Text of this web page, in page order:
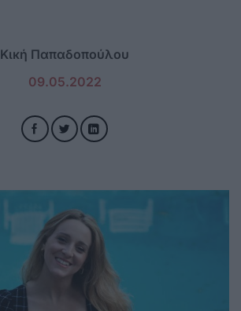
Κική Παπαδοπούλου
09.05.2022